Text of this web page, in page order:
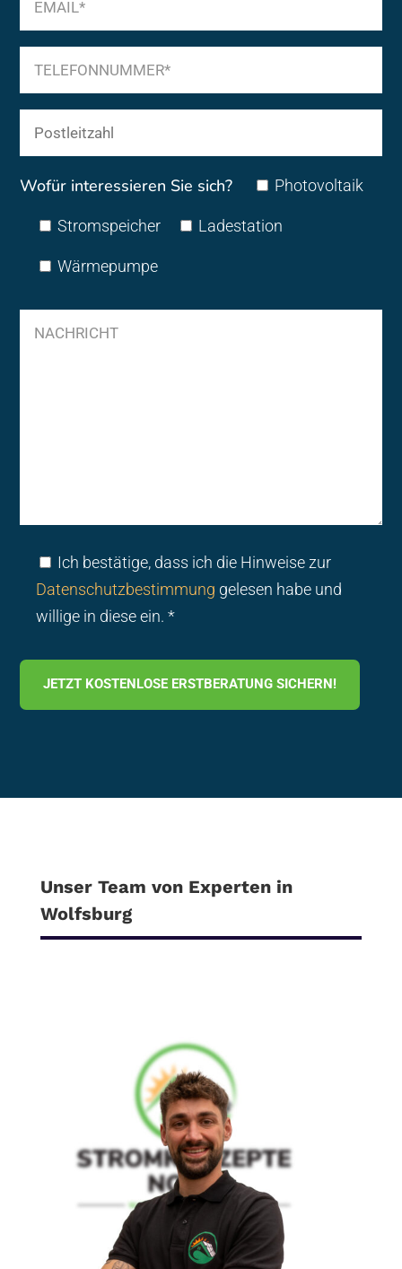
Wofür interessieren Sie sich? Photovoltaik
Stromspeicher Ladestation
Wärmepumpe
Ich bestätige, dass ich die Hinweise zur
Datenschutzbestimmung gelesen habe und
willige in diese ein. *
JETZT KOSTENLOSE ERSTBERATUNG SICHERN!
Unser Team von Experten in
Wolfsburg